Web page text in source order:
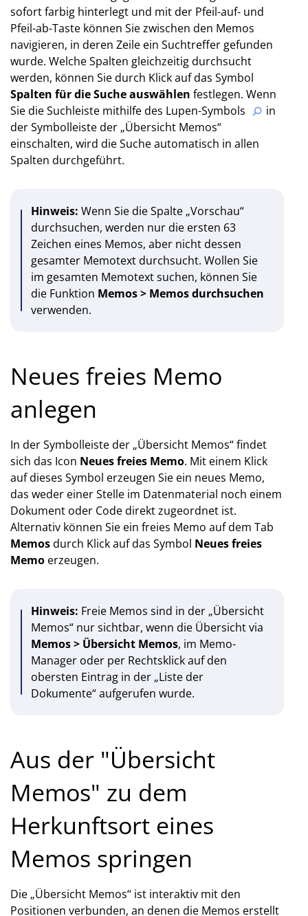
sofort farbig hinterlegt und mit der Pfeil-auf- und
Pfeil-ab-Taste können Sie zwischen den Memos
navigieren, in deren Zeile ein Suchtreffer gefunden
wurde. Welche Spalten gleichzeitig durchsucht
werden, können Sie durch Klick auf das Symbol
Spalten für die Suche auswählen festlegen. Wenn
Sie die Suchleiste mithilfe des Lupen-Symbols
in
der Symbolleiste der „Übersicht Memos“
einschalten, wird die Suche automatisch in allen
Spalten durchgeführt.
Hinweis: Wenn Sie die Spalte „Vorschau“
durchsuchen, werden nur die ersten 63
Zeichen eines Memos, aber nicht dessen
gesamter Memotext durchsucht. Wollen Sie
im gesamten Memotext suchen, können Sie
die Funktion Memos > Memos durchsuchen
verwenden.
Neues freies Memo
anlegen
In der Symbolleiste der „Übersicht Memos“ findet
sich das Icon Neues freies Memo. Mit einem Klick
auf dieses Symbol erzeugen Sie ein neues Memo,
das weder einer Stelle im Datenmaterial noch einem
Dokument oder Code direkt zugeordnet ist.
Alternativ können Sie ein freies Memo auf dem Tab
Memosdurch Klick auf das Symbol Neues freies
Memo erzeugen.
Hinweis: Freie Memos sind in der „Übersicht
Memos“ nur sichtbar, wenn die Übersicht via
Memos > Übersicht Memos, im Memo-
Manager oder per Rechtsklick auf den
obersten Eintrag in der „Liste der
Dokumente“ aufgerufen wurde.
Aus der "Übersicht
Memos" zu dem
Herkunftsort eines
Memos springen
Die „Übersicht Memos“ ist interaktiv mit den
Positionen verbunden, an denen die Memos erstellt